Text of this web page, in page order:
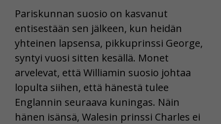
Pariskunnan suosio on kasvanut
entisestään sen jälkeen, kun heidän
yhteinen lapsensa, pikkuprinssi George,
syntyi vuosi sitten kesällä. Monet
arvelevat, että Williamin suosio johtaa
lopulta siihen, että hänestä tulee
Englannin seuraava kuningas. Näin
hänen isänsä, Walesin prinssi Charles ei